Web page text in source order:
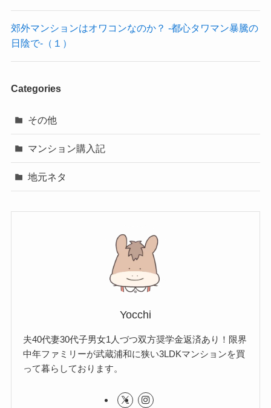
郊外マンションはオワコンなのか？ -都心タワマン暴騰の
日陰で-（１）
Categories
その他
マンション購入記
地元ネタ
Yocchi
夫40代妻30代子男女1人づつ双方奨学金返済あり！限界
中年ファミリーが武蔵浦和に狭い3LDKマンションを買
って暮らしております。